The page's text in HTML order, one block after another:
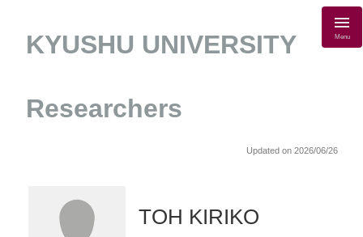
KYUSHU UNIVERSITY
Researchers
Menu
Updated on 2026/06/26
TOH KIRIKO